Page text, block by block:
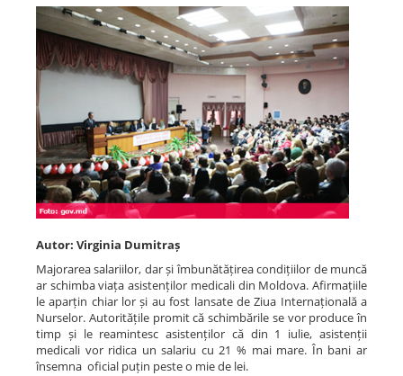
SanoTeca
Autor: Virginia Dumitraș
Majorarea salariilor, dar și îmbunătățirea condițiilor de muncă
ar schimba viața asistenților medicali din Moldova. Afirmațiile
le aparțin chiar lor și au fost lansate de Ziua Internațională a
Nurselor. Autoritățile promit că schimbările se vor produce în
timp și le reamintesc asistenților că din 1 iulie, asistenții
medicali vor ridica un salariu cu 21 % mai mare. În bani ar
însemna oficial puțin peste o mie de lei.